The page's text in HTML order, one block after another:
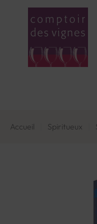
Accueil Spiritueux